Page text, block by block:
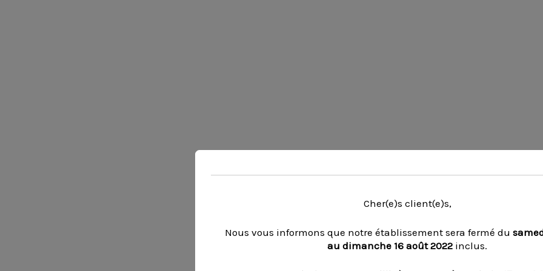
Cher(e)s client(e)s,
Nous vous informons que notre établissement sera fermé du
au dimanche 16 août 2022 inclus.